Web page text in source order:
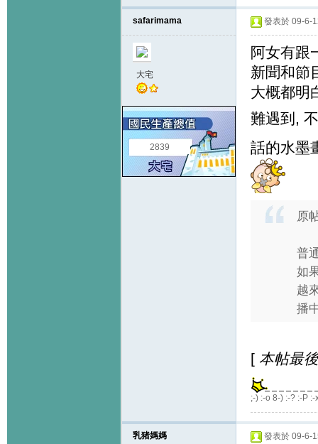
safarimama
大宅
2839
發表於 09-6-
阿女有跟
新聞和節
大概都明
難遇到,
話的水墨
原
普
如
越
播
[ 本帖最
;-) :-o 8-) :-? :-P :-
乳猪媽媽 發表於 09-6-